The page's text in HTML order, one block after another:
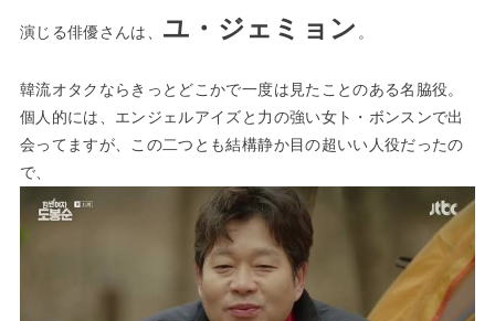
演じる俳優さんは、 ユ・ジェミョン 。
韓流オタクならきっとどこかで一度は見たことのある名脇役。
個人的には、 エンジェルアイズと 力の強い女ト・ボンスンで出
会ってますが、この二つとも結構静か目の超いい人役だったの
で、